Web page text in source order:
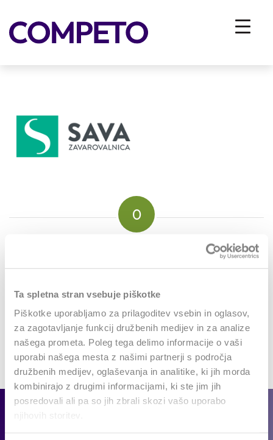
Ta spletna stran vsebuje piškotke
Piškotke uporabljamo za prilagoditev vsebin in oglasov,
za zagotavljanje funkcij družbenih medijev in za analize
našega prometa. Poleg tega delimo informacije o vaši
uporabi našega mesta z našimi partnerji s področja
družbenih medijev, oglaševanja in analitike, ki jih morda
kombinirajo z drugimi informacijami, ki ste jim jih
posredovali ali pa so jih zbrali skozi vašo uporabo
You are here: Home Vhodna stran / ZA PODJETJA
Izdelek brez naslova (19)
0
Leave a Reply
Want to join the discussion?
Feel free to contribute!
Za objavo komentarja se morateprijaviti.